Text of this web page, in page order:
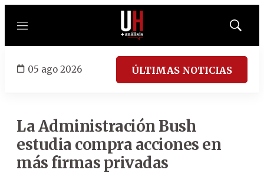
Menú
Mostrar
05 ago 2026 ÚLTIMAS NOTICIAS
La Administración Bush
estudia compra acciones en
más firmas privadas